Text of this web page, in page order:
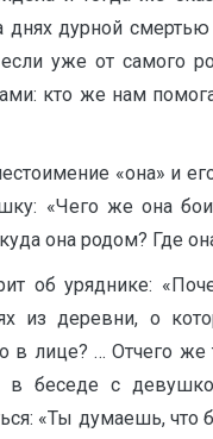
днях дурной
уже от самого
кто же нам
«она» и
«Чего же она
она родом? Где
об уряднике:
из деревни, о
лице? … Отчего же
в беседе с
«Ты думаешь, что